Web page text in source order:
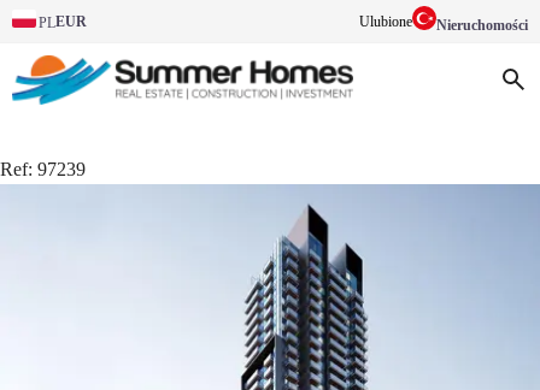
PLEUR Ulubione Nieruchomości
Ref: 97239